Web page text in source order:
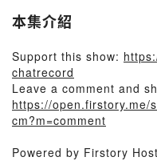
本集介紹
Support this show:
chatrecord
Leave a comment and
https://open.firstory.me/
cm?m=comment
Powered by Firstory